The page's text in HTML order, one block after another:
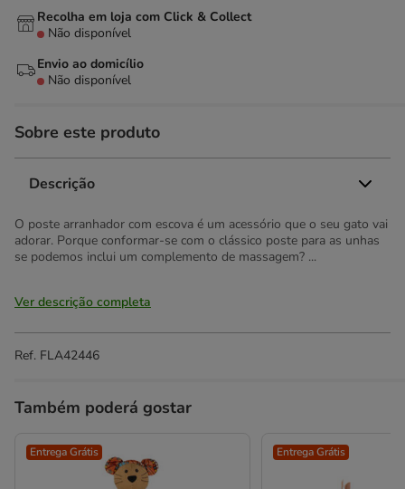
Recolha em loja com Click & Collect
Não disponível
Envio ao domicílio
Não disponível
Sobre este produto
Descrição
O poste arranhador com escova é um acessório que o seu gato vai
adorar. Porque conformar-se com o clássico poste para as unhas
se podemos inclui um complemento de massagem? ...
Ver descrição completa
Ref. FLA42446
Também poderá gostar
Entrega Grátis Entrega Grátis